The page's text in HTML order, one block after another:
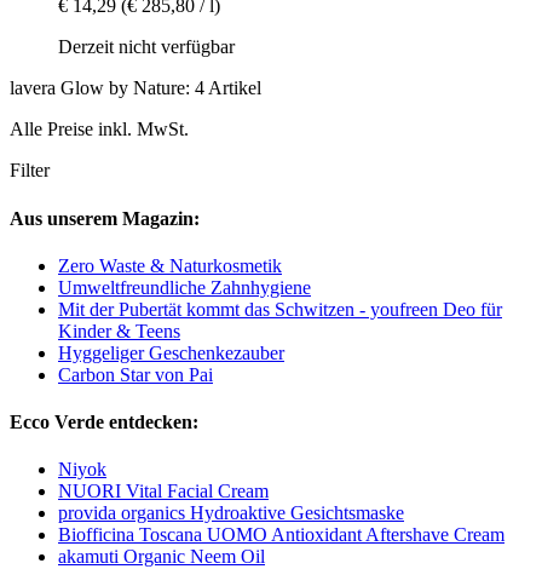
€ 14,29 (€ 285,80 / l)
Derzeit nicht verfügbar
lavera Glow by Nature: 4 Artikel
Alle Preise inkl. MwSt.
Filter
Aus unserem Magazin:
Zero Waste & Naturkosmetik
Umweltfreundliche Zahnhygiene
Mit der Pubertät kommt das Schwitzen - youfreen Deo für
Kinder & Teens
Hyggeliger Geschenkezauber
Carbon Star von Pai
Ecco Verde entdecken:
Niyok
NUORI Vital Facial Cream
provida organics Hydroaktive Gesichtsmaske
Biofficina Toscana UOMO Antioxidant Aftershave Cream
akamuti Organic Neem Oil